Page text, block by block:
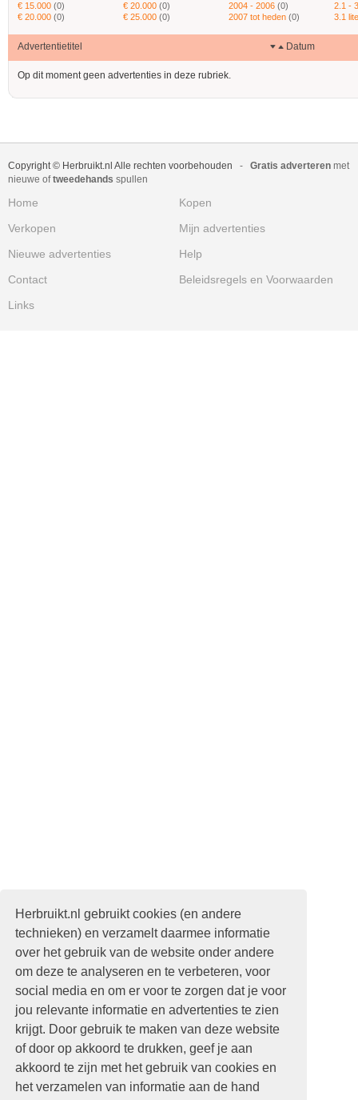
Herbruikt.nl gebruikt cookies (en andere
technieken) en verzamelt daarmee informatie
over het gebruik van de website onder andere
om deze te analyseren en te verbeteren, voor
social media en om er voor te zorgen dat je voor
jou relevante informatie en advertenties te zien
krijgt. Door gebruik te maken van deze website
of door op akkoord te drukken, geef je aan
akkoord te zijn met het gebruik van cookies en
het verzamelen van informatie aan de hand
€ 15.000 (0)
€ 20.000 (0)
€ 20.000 (0)
€ 25.000 (0)
2004 - 2006 (0)
2007 tot heden (0)
2.1 -
3.1
Advertentietitel Datum
Op dit moment geen advertenties in deze rubriek.
Copyright © Herbruikt.nl Alle rechten voorbehouden - Gratis adverteren met
nieuwe oftweedehands spullen
Home
Kopen
Verkopen
Mijn advertenties
Nieuwe advertenties
Help
Contact
Beleidsregels en Voorwaarden
Links